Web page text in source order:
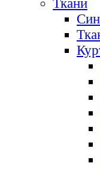
Ткани